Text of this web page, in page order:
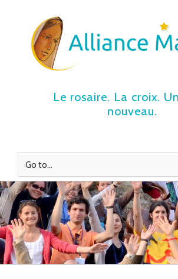
Le rosaire. La croix.
nouveau.
Go to...